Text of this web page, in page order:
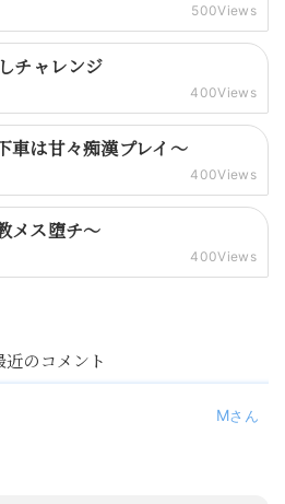
500Views
チャレンジ
400Views
車は甘々痴漢プレイ～
400Views
メス堕チ～
400Views
近のコメント
M